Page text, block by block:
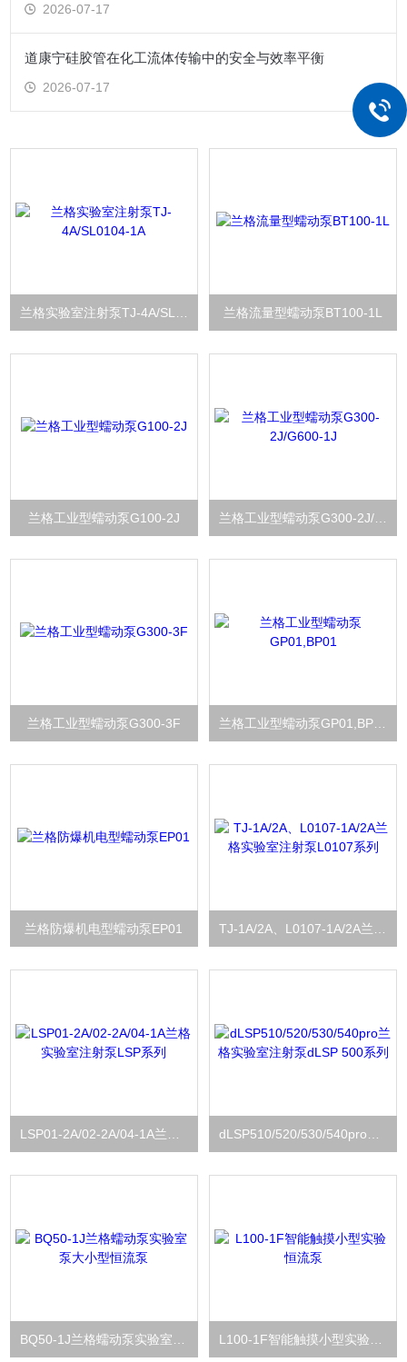
2026-07-17
道康宁硅胶管在化工流体传输中的安全与效率平衡
2026-07-17
兰格流量型蠕动泵BT100-1L
兰格工业型蠕动泵G100-2J 兰格工业型蠕动泵G300-2J/G600-1J
兰格工业型蠕动泵G300-3F 兰格工业型蠕动泵GP01,BP01
兰格防爆机电型蠕动泵EP01